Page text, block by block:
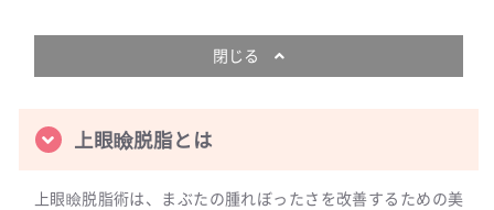
閉じる
上眼瞼脱脂とは
上眼瞼脱脂術は、まぶたの腫れぼったさを改善するための美